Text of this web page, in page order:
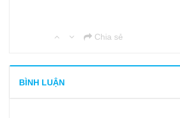
Chia sẻ
BÌNH LUẬN